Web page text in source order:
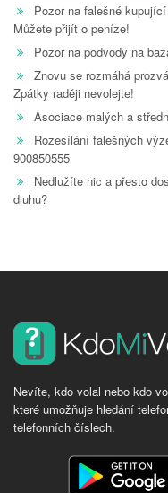
Pozor na falešné
Můžete přijít o peníze!
Pozor na podvody na
Znovu se rozmáhá
Zpátky raději nevolejte!
Asociace malých a
Rozesílání falešných
900850555
Nedlužíte nic a přesto
dluhu?
Nevíte, kdo volal nebo kdo
které umožňuje hledání
telefonních číslech.